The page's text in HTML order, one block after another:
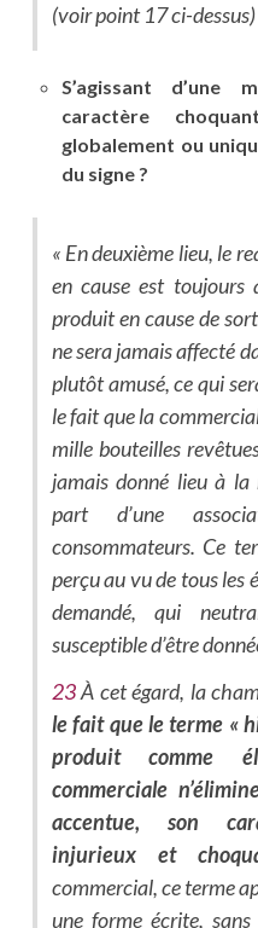
(voir point 17 ci-dessus)
S’agissant d’une
caractère
globalement ou
du signe ?
« En deuxième lieu, le
en cause est toujours
produit en cause de
ne sera jamais affecté
plutôt amusé, ce qui
le fait que la
mille bouteilles
jamais donné lieu à
part d’une
consommateurs. Ce
perçu au vu de tous les
demandé, qui
susceptible d’être
23À cet égard, la
le fait que le terme «
produit comme
commerciale
accentue, son
injurieux et
commercial, ce terme
une forme écrite,